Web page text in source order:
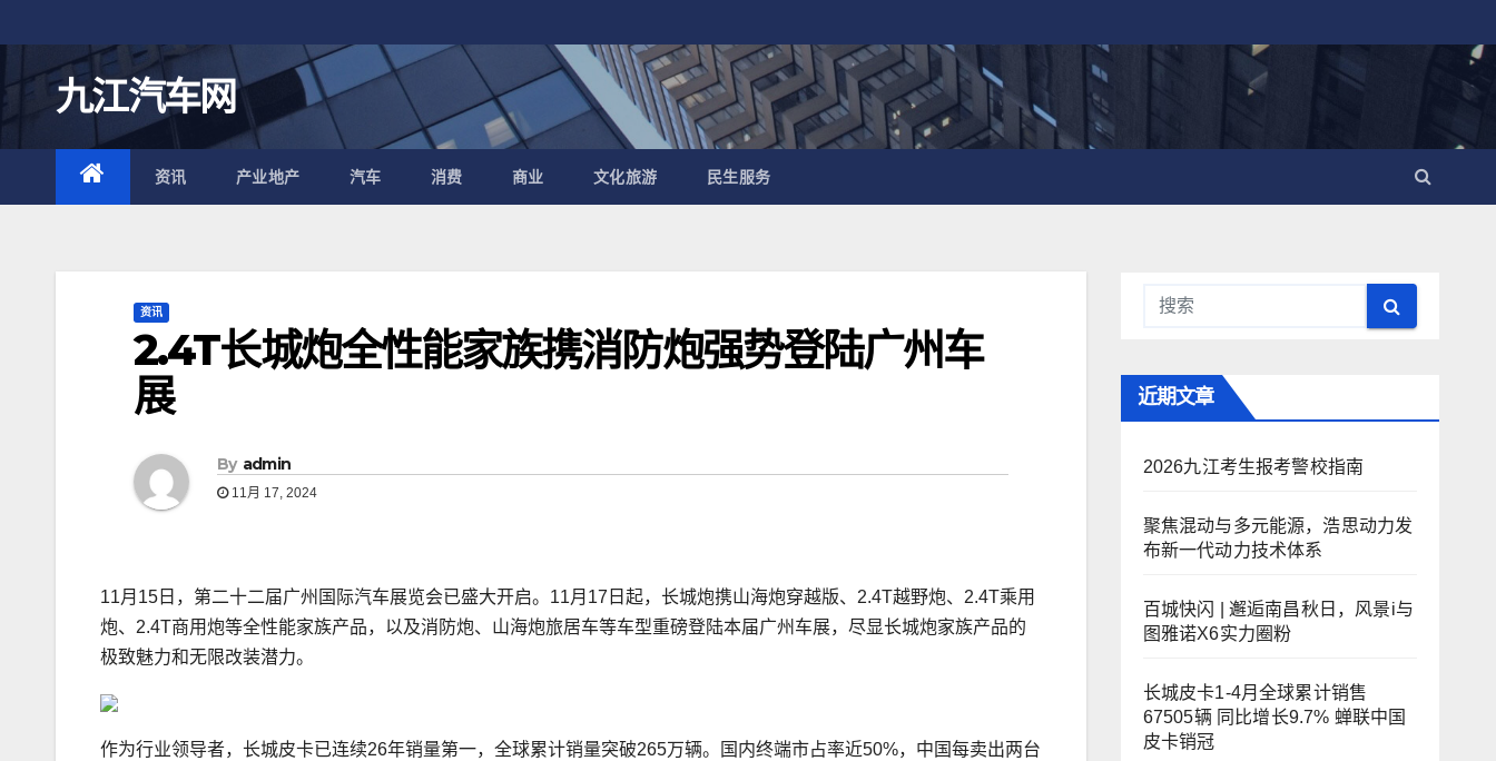
至
内
容
九江汽车网
资讯 产业地产 汽车 消费 商业 文化旅游 民生服务
资讯
2.4T长城炮全性能家族携消防炮强势登陆广州车
展
By admin
11月 17, 2024
11月15日，第二十二届广州国际汽车展览会已盛大开启。11月17日起，长城炮携山海炮穿越版、2.4T越野炮、2.4T乘用
炮、2.4T商用炮等全性能家族产品，以及消防炮、山海炮旅居车等车型重磅登陆本届广州车展，尽显长城炮家族产品的
极致魅力和无限改装潜力。
作为行业领导者，长城皮卡已连续26年销量第一，全球累计销量突破265万辆。国内终端市占率近50%，中国每卖出两台
近期文章
2026九江考生报考警校指南
聚焦混动与多元能源，浩思动力发
布新一代动力技术体系
百城快闪 | 邂逅南昌秋日，风景i与
图雅诺X6实力圈粉
长城皮卡1-4月全球累计销售
67505辆 同比增长9.7% 蝉联中国
皮卡销冠